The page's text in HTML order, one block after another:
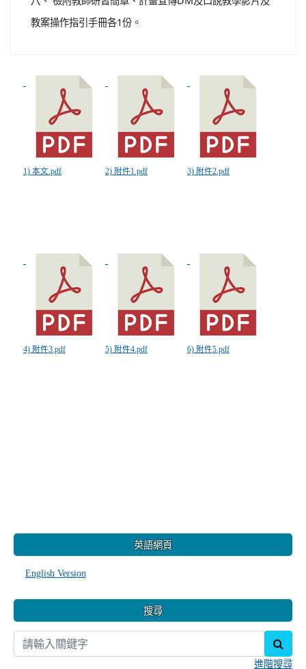
教案操作指引手冊各1份。
1) 本文.pdf 2) 附件1.pdf 3) 附件2.pdf
4) 附件3.pdf 5) 附件4.pdf 6) 附件5.pdf
英語網頁
English Version
搜尋
進階搜尋